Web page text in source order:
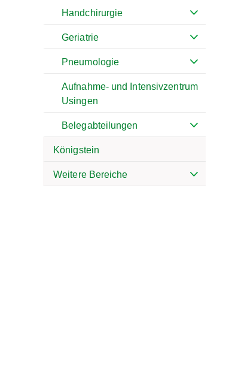
Handchirurgie
Geriatrie
Pneumologie
Aufnahme- und Intensivzentrum
Usingen
Belegabteilungen
Königstein
Weitere Bereiche